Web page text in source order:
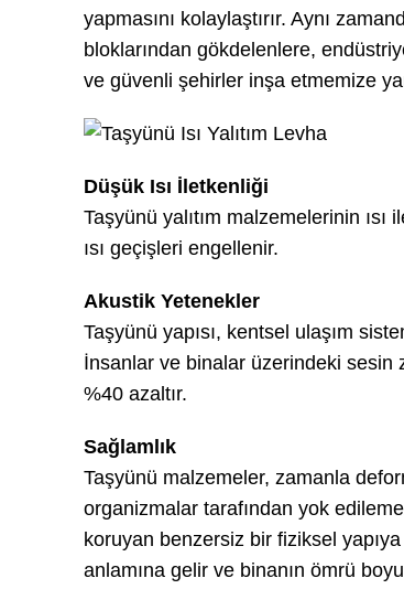
yapmasını kolaylaştırır. Aynı
bloklarından gökdelenlere,
ve güvenli şehirler inşa etmemize
Düşük Isı İletkenliği
Taşyünü yalıtım malzemelerinin
ısı geçişleri engellenir.
Akustik Yetenekler
Taşyünü yapısı, kentsel ulaşım
İnsanlar ve binalar üzerindeki sesin
%40 azaltır.
Sağlamlık
Taşyünü malzemeler, zamanla
organizmalar tarafından yok
koruyan benzersiz bir fiziksel
anlamına gelir ve binanın ömrü